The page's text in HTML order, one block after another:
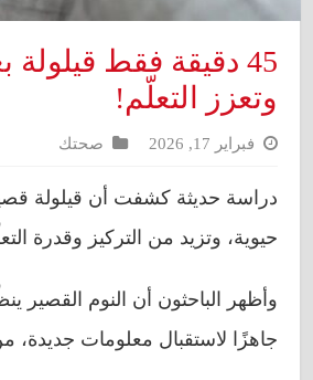
45 دقيقة فقط
وتعزز التعلّم!
فبراير 17, 2026 صحتك
حيوية، وتزيد من التركيز وقدرة
وأظهر الباحثون أن النوم القصير
جاهزًا لاستقبال معلومات جديدة،